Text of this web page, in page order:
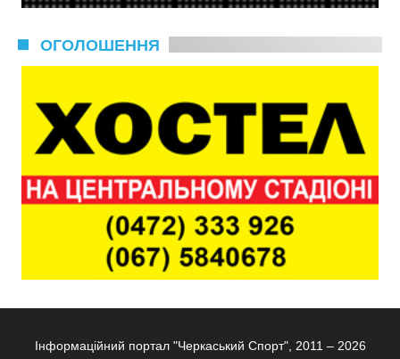
ОГОЛОШЕННЯ
Інформаційний портал "Черкаський Спорт", 2011 – 2026